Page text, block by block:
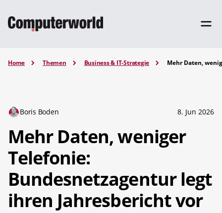
Home Themen Business & IT-Strategie Mehr Daten,
Boris Boden 8. Jun 2026
Mehr Daten, weniger
Telefonie:
Bundesnetzagentur legt
ihren Jahresbericht vor